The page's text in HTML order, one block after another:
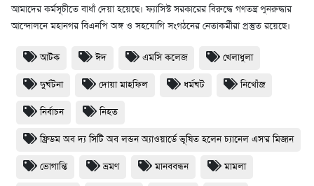
আমাদের কর্মসূচীতে বাধাঁ দেয়া হয়েছে। ফ্যাসিস্ট সরকারের বিরুদ্ধে গণতন্ত্র পুনরুদ্ধার
আন্দোলনে মহানগর বিএনপি অঙ্গ ও সহযোগি সংগঠনের নেতাকর্মীরা প্রস্তুত রয়েছে।
আটক ঈদ এমসি কলেজ খেলাধুলা
দুর্ঘটনা দোয়া মাহফিল ধর্মঘট নিখোঁজ
নির্বাচন নিহত
ফ্রিডম অব দ্য সিটি অব লন্ডন অ্যাওয়ার্ডে ভূষিত হলেন চ্যানেল এস'র মিজান
ভোগান্তি ভ্রমণ মানববন্ধন মামলা